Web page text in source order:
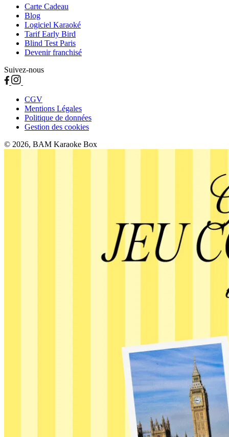
Carte Cadeau
Blog
Logiciel Karaoké
Tarif Early Bird
Blind Test Paris
Devenir franchisé
Suivez-nous
CGV
Mentions Légales
Politique de données
Gestion des cookies
© 2026, BAM Karaoke Box